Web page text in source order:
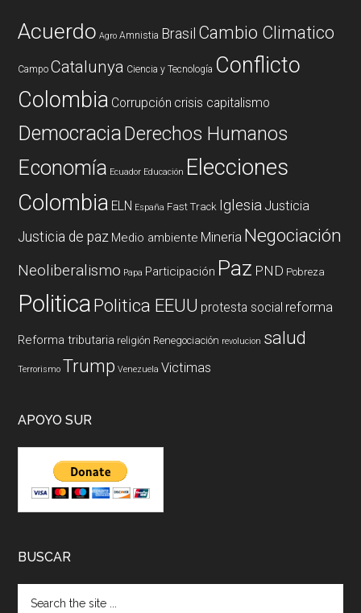
Acuerdo Agro Amnistia Brasil Cambio Climatico
Campo Catalunya Ciencia y Tecnología Conflicto
Colombia Corrupción crisis capitalismo
DemocraciaDerechos Humanos
Economía Ecuador Educación Elecciones
Colombia ELN España Fast Track Iglesia Justicia
Justicia de paz Medio ambiente Mineria Negociación
Neoliberalismo Papa Participación Paz PND Pobreza
PoliticaPolitica EEUU protesta social reforma
Reforma tributaria religión Renegociación revolucion salud
Terrorismo Trump Venezuela Victimas
APOYO SUR
BUSCAR